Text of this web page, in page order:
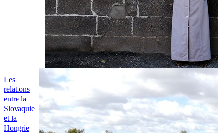
Les
relations
entre la
Slovaquie
et la
Hongrie